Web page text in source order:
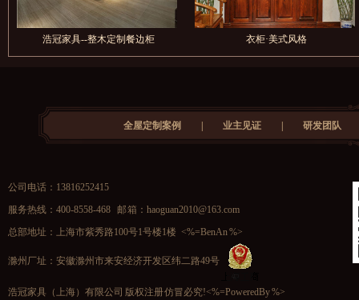
浩冠家具--整木定制餐边柜 衣柜·美式风格
全屋定制案例 业主见证 研发团队
公司电话：13816252415
服务热线：400-8558-468 邮 箱： haoguan2010@163.com
总部地址：上海市紫秀路100号1号楼1楼 <%=BenAn %>
滁州厂址：安徽滁州市来安经济开发区纬二路49号
浩冠家具（上海）有限公司 版权注册 仿冒必究!<%=PoweredBy %>